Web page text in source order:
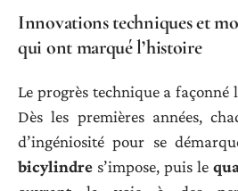
Innovations techniques et
qui ont marqué l’histoire
Le progrès technique a façonné
Dès les premières années,
d’ingéniosité pour se
bicylindre s’impose, puis le